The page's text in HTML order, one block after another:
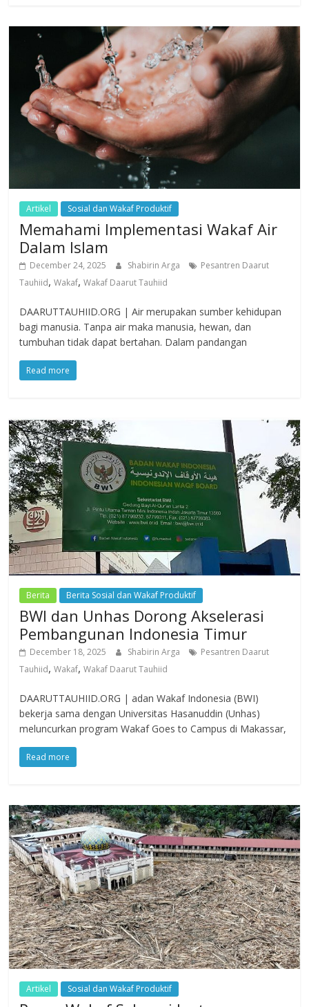
Artikel Sosial dan Wakaf Produktif
Memahami Implementasi Wakaf Air
Dalam Islam
December 24, 2025 Shabirin Arga
Pesantren Daarut
Tauhiid,Wakaf,Wakaf Daarut Tauhiid
DAARUTTAUHIID.ORG | Air merupakan sumber kehidupan
bagi manusia. Tanpa air maka manusia, hewan, dan
tumbuhan tidak dapat bertahan. Dalam pandangan
Read more
Berita Berita Sosial dan Wakaf Produktif
BWI dan Unhas Dorong Akselerasi
Pembangunan Indonesia Timur
December 18, 2025 Shabirin Arga
Pesantren Daarut
Tauhiid,Wakaf,Wakaf Daarut Tauhiid
DAARUTTAUHIID.ORG | adan Wakaf Indonesia (BWI)
bekerja sama dengan Universitas Hasanuddin (Unhas)
meluncurkan program Wakaf Goes to Campus di Makassar,
Read more
Artikel Sosial dan Wakaf Produktif